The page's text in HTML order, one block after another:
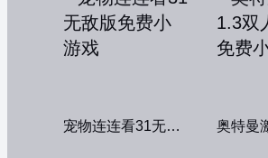
宠物连连看31无敌版